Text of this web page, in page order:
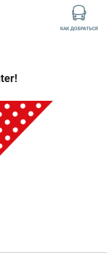
КАК ДОБРАТЬСЯ